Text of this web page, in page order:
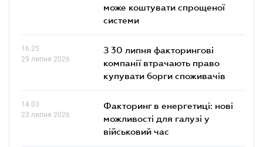
може коштувати спрощеної
системи
16.25
29 липня 2026
З 30 липня факторингові
компанії втрачають право
купувати борги споживачів
14.03
23 липня 2026
Факторинг в енергетиці: нові
можливості для галузі у
військовий час